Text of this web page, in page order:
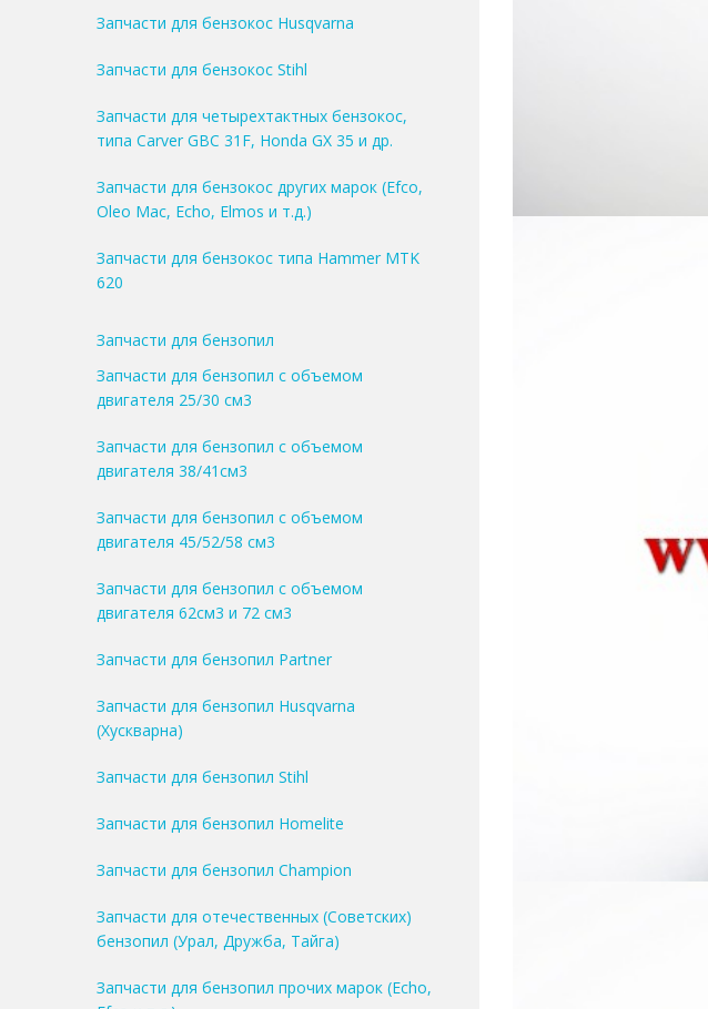
Запчасти для бензокос Husqvarna
Запчасти для бензокос Stihl
Запчасти для четырехтактных бензокос,
типа Carver GBC 31F, Honda GX 35 и др.
Запчасти для бензокос других марок (Efco,
Oleo Mac, Echo, Elmos и т.д.)
Запчасти для бензокос типа Hammer MTK
620
Запчасти для бензопил
Запчасти для бензопил с объемом
двигателя 25/30 см3
Запчасти для бензопил с объемом
двигателя 38/41см3
Запчасти для бензопил с объемом
двигателя 45/52/58 см3
Запчасти для бензопил с объемом
двигателя 62см3 и 72 см3
Запчасти для бензопил Partner
Запчасти для бензопил Husqvarna
(Хускварна)
Запчасти для бензопил Stihl
Запчасти для бензопил Homelite
Запчасти для бензопил Champion
Запчасти для отечественных (Советских)
бензопил (Урал, Дружба, Тайга)
Запчасти для бензопил прочих марок (Echo,